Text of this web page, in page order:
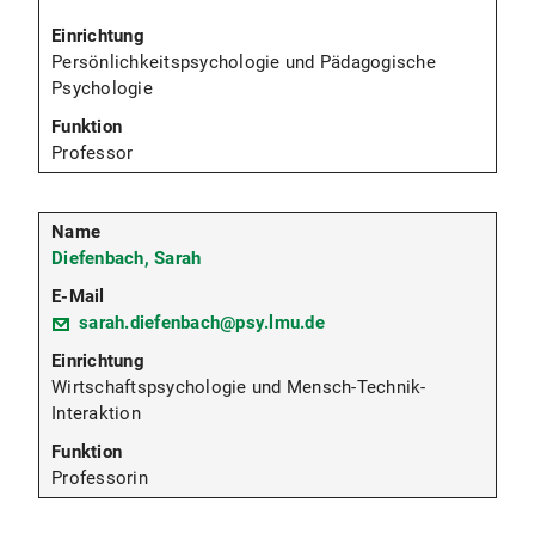
Persönlichkeitspsychologie und Pädagogische
Psychologie
Professor
Diefenbach, Sarah
sarah.diefenbach@psy.lmu.de
Wirtschaftspsychologie und Mensch-Technik-
Interaktion
Professorin